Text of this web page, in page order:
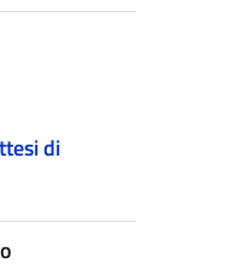
di